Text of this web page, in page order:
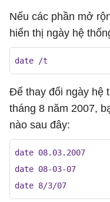
Nếu các phần mở
hiển thị ngày hệ
date /t
Để thay đổi ngày hệ
tháng 8 năm 2007,
nào sau đây:
date 08.03.2007
date 08-03-07
date 8/3/07